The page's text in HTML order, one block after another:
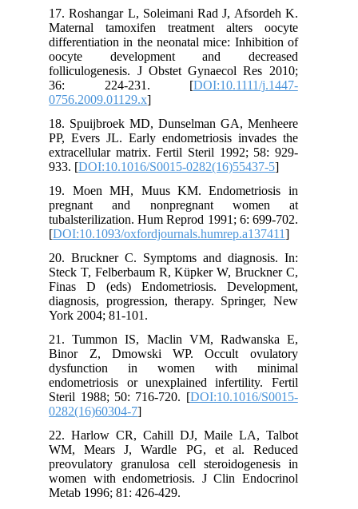
17. Roshangar L, Soleimani Rad J, Afsordeh K.
Maternal tamoxifen treatment alters oocyte
differentiation in the neonatal mice: Inhibition of
oocyte development and decreased
folliculogenesis. J Obstet Gynaecol Res 2010;
36: 224-231. [DOI:10.1111/j.1447-
0756.2009.01129.x
18. Spuijbroek MD, Dunselman GA, Menheere
PP, Evers JL. Early endometriosis invades the
extracellular matrix. Fertil Steril 1992; 58: 929-
933. [DOI:10.1016/S0015-0282(16)55437-5
19. Moen MH, Muus KM. Endometriosis in
pregnant and nonpregnant women at
tubalsterilization. Hum Reprod 1991; 6: 699-702.
[DOI:10.1093/oxfordjournals.humrep.a137411
20. Bruckner C. Symptoms and diagnosis. In:
Steck T, Felberbaum R, Küpker W, Bruckner C,
Finas D (eds) Endometriosis. Development,
diagnosis, progression, therapy. Springer, New
York 2004; 81-101.
21. Tummon IS, Maclin VM, Radwanska E,
Binor Z, Dmowski WP. Occult ovulatory
dysfunction in women with minimal
endometriosis or unexplained infertility. Fertil
Steril 1988; 50: 716-720. [DOI:10.1016/S0015-
0282(16)60304-7
22. Harlow CR, Cahill DJ, Maile LA, Talbot
WM, Mears J, Wardle PG, et al. Reduced
preovulatory granulosa cell steroidogenesis in
women with endometriosis. J Clin Endocrinol
Metab 1996; 81: 426-429.